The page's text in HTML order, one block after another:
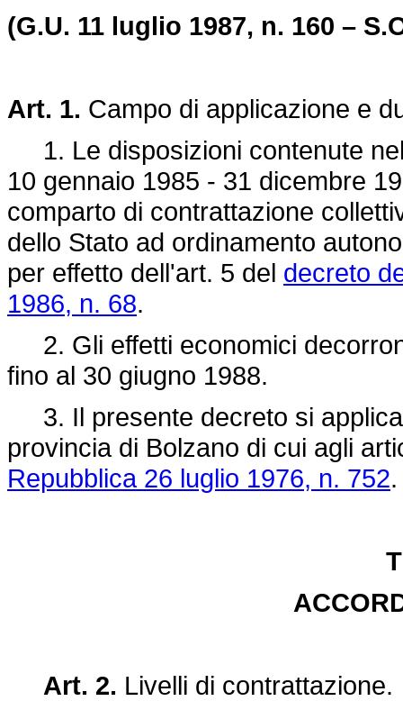
(G.U. 11 luglio 1987, n. 160 –
Art. 1. Campo di applicazione e
1. Le disposizioni contenute
10 gennaio 1985 - 31 dicembre
comparto di contrattazione
dello Stato ad ordinamento
per effetto dell'art. 5 del decreto
1986, n. 68.
2. Gli effetti economici
fino al 30 giugno 1988.
3. Il presente decreto si
provincia di Bolzano di cui agli
Repubblica 26 luglio 1976, n. 752.
Art. 2. Livelli di contrattazione.